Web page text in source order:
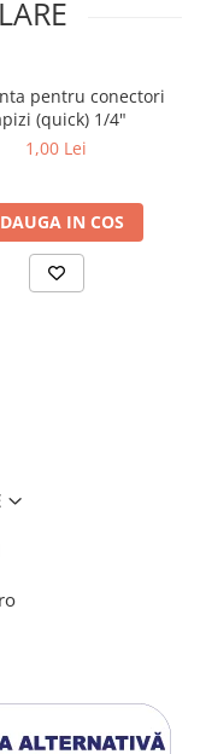
pentru conectori
(quick) 1/4"
1,00 Lei
IN COS